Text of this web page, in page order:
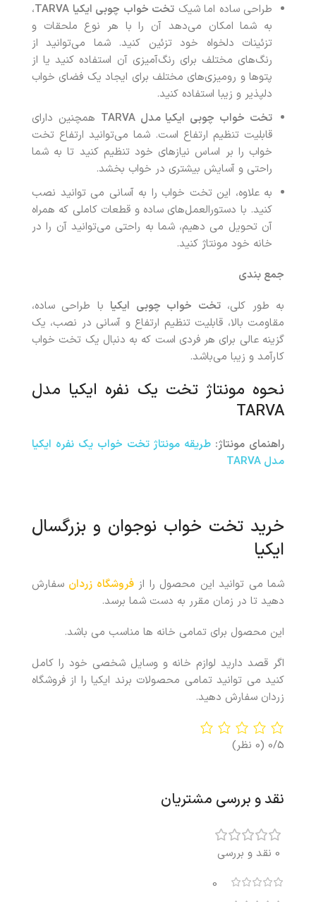
طراحی ساده اما شیک تخت خواب چوبی ایکیا
،
به شما امکان می‌دهد آن را با هر نوع ملحقات و
تزئینات دلخواه خود تزئین کنید. شما می‌توانید از
رنگ‌های مختلف برای رنگ‌آمیزی آن استفاده کنید یا از
پتوها و رومیزی‌های مختلف برای ایجاد یک فضای خواب
دلپذیر و زیبا استفاده کنید.
تخت خواب چوبی ایکیا مدل TARVA
همچنین دارای
قابلیت تنظیم ارتفاع است. شما می‌توانید ارتفاع تخت
خواب را بر اساس نیازهای خود تنظیم کنید تا به شما
راحتی و آسایش بیشتری در خواب بخشد.
به علاوه، این تخت خواب را به آسانی می توانید نصب
کنید. با دستورالعمل‌های ساده و قطعات کاملی که همراه
آن تحویل می دهیم، شما به راحتی می‌توانید آن را در
خانه خود مونتاژ کنید.
جمع بندی
به طور کلی،تخت خواب چوبی ایکیا با طراحی ساده،
مقاومت بالا، قابلیت تنظیم ارتفاع و آسانی در نصب، یک
گزینه عالی برای هر فردی است که به دنبال یک تخت خواب
کارآمد و زیبا می‌باشد.
نحوه مونتاژ تخت یک نفره ایکیا مدل
TARVA
راهنمای مونتاژ: طریقه مونتاژتخت خواب یک نفره ایکیا
مدل TARVA
خرید تخت خواب نوجوان و بزرگسال
ایکیا
شما می توانید این محصول را ازفروشگاه زردان سفارش
دهید تا در زمان مقرر به دست شما برسد.
این محصول برای تمامی خانه ها مناسب می باشد.
اگر قصد دارید لوازم خانه و وسایل شخصی خود را کامل
کنید می توانید تمامی محصولات برند ایکیا را از فروشگاه
زردان سفارش دهید.
0/5 (0 نظر)
نقد و بررسی مشتریان
0 نقد و بررسی
0